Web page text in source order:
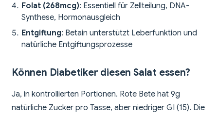
Folat (268mcg): Essentiell für Zellteilung, DNA-
Synthese, Hormonausgleich
Entgiftung: Betain unterstützt Leberfunktion und
natürliche Entgiftungsprozesse
Können Diabetiker diesen Salat essen?
Ja, in kontrollierten Portionen. Rote Bete hat 9g
natürliche Zucker pro Tasse, aber niedriger GI (15). Die